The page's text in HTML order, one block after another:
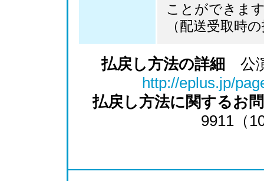
ことができま
（配送受取時
払戻し方法の詳細 公
http://eplus.jp/
払戻し方法に関するお
9911（